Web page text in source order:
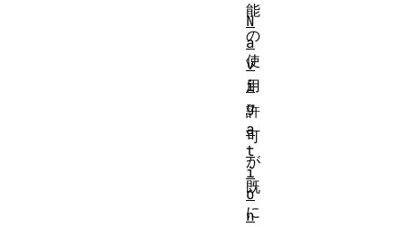
能
の
使
用
許
可
が
既
に
N
a
v
i
g
a
t
i
o
n